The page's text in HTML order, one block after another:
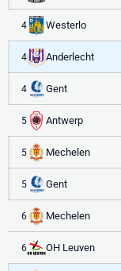
4 Westerlo
4 Anderlecht
4 Gent
5 Antwerp
5 Mechelen
5 Gent
6 Mechelen
6 OH Leuven